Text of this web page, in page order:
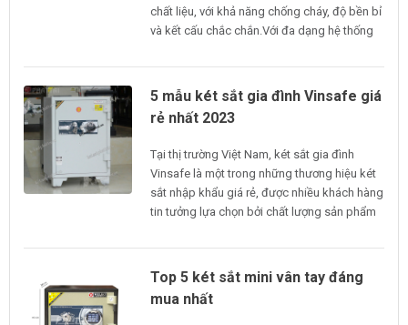
chất liệu, với khả năng chống cháy, độ bền bỉ
và kết cấu chắc chắn.Với đa dạng hệ thống
chống khoan cắt bảo vệ tài sản người tiêu
dùng.
5 mẫu két sắt gia đình Vinsafe giá
rẻ nhất 2023
Tại thị trường Việt Nam, két sắt gia đình
Vinsafe là một trong những thương hiệu két
sắt nhập khẩu giá rẻ, được nhiều khách hàng
tin tưởng lựa chọn bởi chất lượng sản phẩm
lịch, độ bảo mật cao.
Top 5 két sắt mini vân tay đáng
mua nhất